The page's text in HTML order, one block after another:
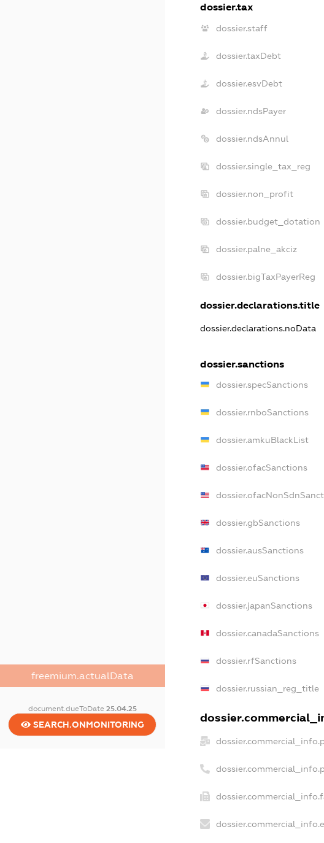
freemium.actualData
document.dueToDate 25.04.25
SEARCH.ONMONITORING
dossier.tax
dossier.staff
dossier.taxDebt
dossier.esvDebt
dossier.ndsPayer
dossier.ndsAnnul
dossier.single_tax_reg
dossier.non_profit
dossier.budget_dotation
dossier.palne_akciz
dossier.bigTaxPayerReg
dossier.declarations.title
dossier.declarations.noData
dossier.sanctions
dossier.specSanctions
dossier.rnboSanctions
dossier.amkuBlackList
dossier.ofacSanctions
dossier.gbSanctions
dossier.ausSanctions
dossier.euSanctions
dossier.japanSanctions
dossier.canadaSanctions
dossier.rfSanctions
dossier.russian_reg_title